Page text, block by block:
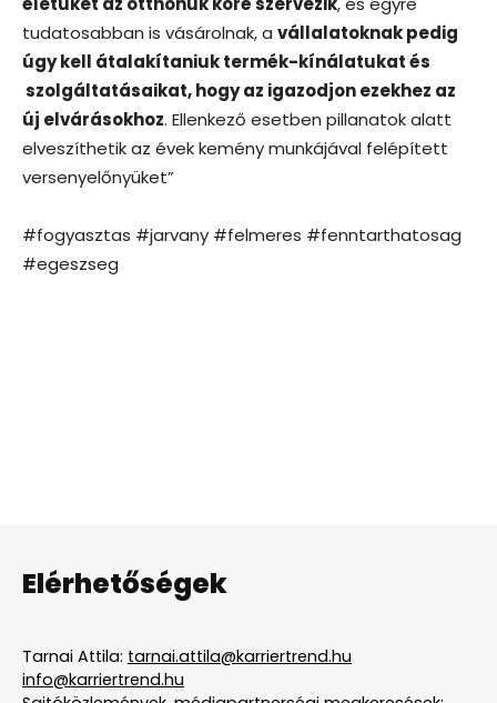
tudatosabban is vásárolnak, a vállalatoknak pedig
úgy kell átalakítaniuk termék-kínálatukat és
szolgáltatásaikat, hogy az igazodjon ezekhez az
új elvárásokhoz. Ellenkező esetben pillanatok alatt
elveszíthetik az évek kemény munkájával felépített
versenyelőnyüket”
#fogyasztas #jarvany #felmeres #fenntarthatosag
#egeszseg
Elérhetőségek
Tarnai Attila: tarnai.attila@karriertrend.hu
info@karriertrend.hu